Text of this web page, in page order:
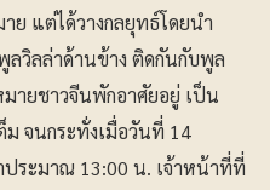
ย แต่ได้วางกลยุทธ์โดยนำ
ลวิลล่าด้านข้าง ติดกันกับพูล
ายชาวจีนพักอาศัยอยู่ เป็น
ม จนกระทั่งเมื่อวันที่ 14
ประมาณ 13:00 น. เจ้าหน้าที่ที่